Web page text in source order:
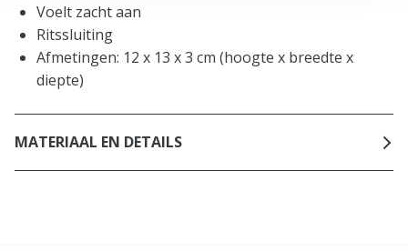
Voelt zacht aan
Ritssluiting
Afmetingen: 12 x 13 x 3 cm (hoogte x breedte x
diepte)
MATERIAAL EN DETAILS